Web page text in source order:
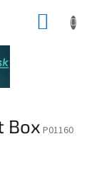
Box P01160